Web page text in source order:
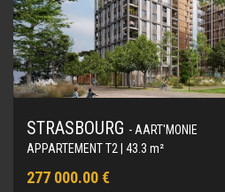
STRASBOURG - AART'MONIE
APPARTEMENT T2 | 43.3 m²
277 000.00 €